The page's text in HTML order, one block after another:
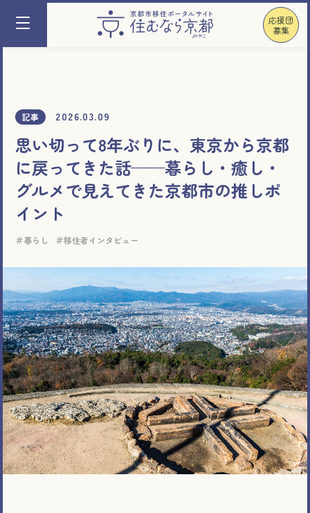
応援団
募集
記事 2026.03.09
思い切って8年ぶりに、東京から京都
に戻ってきた話——暮らし・癒し・
グルメで見えてきた京都市の推しポ
イント
暮らし 移住者インタビュー